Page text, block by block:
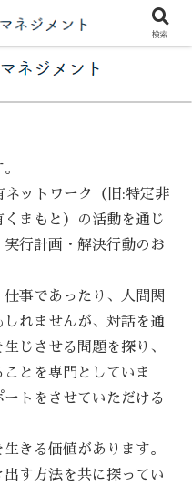
るお手伝い
ットワーク（旧:特定非
まもと）の活動を通じ
行計画・解決行動のお
事であったり、人間関
れませんが、対話を通
じさせる問題を探り、
とを専門としていま
トをさせていただける
きる価値があります。
す方法を共に探ってい
検索